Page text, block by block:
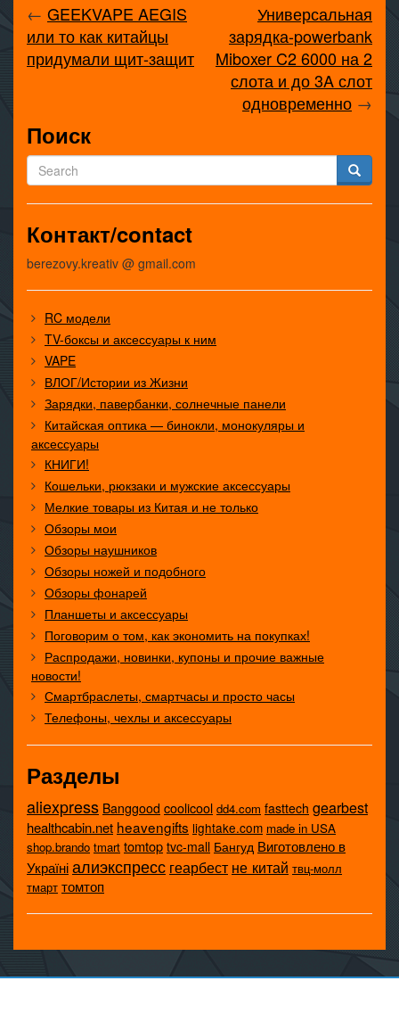
← GEEKVAPE AEGIS
или то как китайцы
придумали щит-защит
Универсальная
зарядка-powerbank
Miboxer C2 6000 на 2
слота и до 3A слот
одновременно →
Поиск
Контакт/contact
berezovy.kreativ @ gmail.com
RC модели
TV-боксы и аксессуары к ним
VAPE
ВЛОГ/Истории из Жизни
Зарядки, павербанки, солнечные панели
Китайская оптика — бинокли, монокуляры и
аксессуары
КНИГИ!
Кошельки, рюкзаки и мужские аксессуары
Мелкие товары из Китая и не только
Обзоры мои
Обзоры наушников
Обзоры ножей и подобного
Обзоры фонарей
Планшеты и аксессуары
Поговорим о том, как экономить на покупках!
Распродажи, новинки, купоны и прочие важные
новости!
Смартбраслеты, смартчасы и просто часы
Телефоны, чехлы и аксессуары
Разделы
aliexpress Banggood coolicool dd4.com fasttech gearbest
healthcabin.net heavengifts lightake.com made in USA
shop.brando tmart tomtop tvc-mall Бангуд Виготовлено в
Україніалиэкспресс геарбест не китай твц-молл
тмарт томтоп